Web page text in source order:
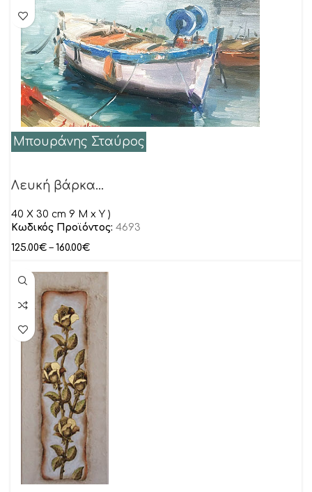
Μπουράνης Σταύρος
Λευκή βάρκα…
40 Χ 30 cm 9 M x Y )
Κωδικός Προϊόντος: 4693
125.00€ – 160.00€